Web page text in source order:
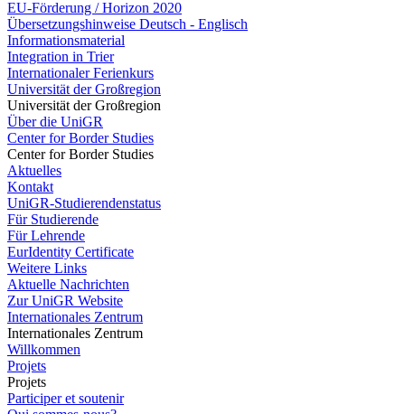
EU-Förderung / Horizon 2020
Übersetzungshinweise Deutsch - Englisch
Informationsmaterial
Integration in Trier
Internationaler Ferienkurs
Universität der Großregion
Universität der Großregion
Über die UniGR
Center for Border Studies
Center for Border Studies
Aktuelles
Kontakt
UniGR-Studierendenstatus
Für Studierende
Für Lehrende
EurIdentity Certificate
Weitere Links
Aktuelle Nachrichten
Zur UniGR Website
Internationales Zentrum
Internationales Zentrum
Willkommen
Projets
Projets
Participer et soutenir